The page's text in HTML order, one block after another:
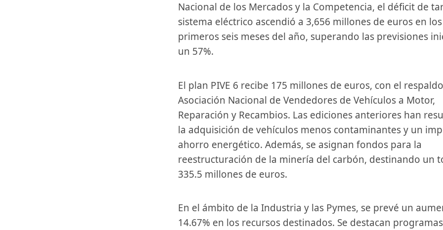
Nacional de ⁢los Mercados⁣ y la ​Competencia, el ‍déficit de
sistema eléctrico ascendió ​a 3,656 millones de euros en los
primeros seis meses ​del año, superando las previsiones
un 57%.
El plan PIVE 6 recibe‌ 175 millones de ⁣euros, con el ‌respaldo de la
Asociación⁤ Nacional de Vendedores de Vehículos a​ Motor,
Reparación y Recambios. Las ediciones anteriores han
la adquisición de vehículos menos contaminantes y⁢ un
ahorro energético. Además, se‍ asignan fondos para ​la
reestructuración de la minería del carbón, destinando un
335.5 millones de euros.
En el ‌ámbito ⁣de la Industria y las⁤ Pymes, se prevé un⁣ aumento del
14.67% en los recursos destinados. Se ⁣destacan‌